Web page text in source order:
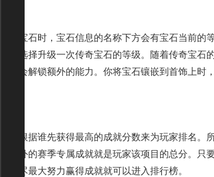
宝石时，宝石信息的名称下方会有宝石当前的
就能选择升级一次传奇宝石的等级。随着传奇宝石
，还会解锁额外的能力。你将宝石镶嵌到首饰上时
根据谁先获得最高的成就分数来为玩家排名。
及额外的赛季专属成就就是玩家该项目的总分。只
前尽最大努力赢得成就就可以进入排行榜。